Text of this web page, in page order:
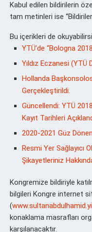
Kabul edilen bildirilerin
tam metinleri ise “Bildiriler
Bu içerikleri de
YTÜ’de “Bologna
Yıldız Eczanesi
Hollanda
Gerçekleştirildi.
Güncellendi: YTÜ
Kayıt Tarihleri
2020-2021 Güz
Resmi Yer Sağlayıcı
Şikayetleriniz
Kongremize bildiriyle
bilgileri Kongre internet
(
konaklama masrafları
karşılanacaktır.